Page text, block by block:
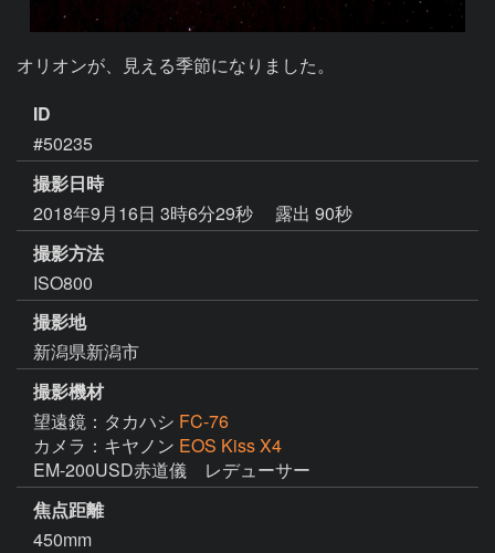
オリオンが、見える季節になりました。
ID
#50235
撮影日時
2018年9月16日 3時6分29秒
露出 90秒
撮影方法
ISO800
撮影地
新潟県新潟市
撮影機材
望遠鏡：タカハシ FC-76
カメラ：キヤノン EOS Kiss X4
EM-200USD赤道儀　レデューサー
焦点距離
450mm